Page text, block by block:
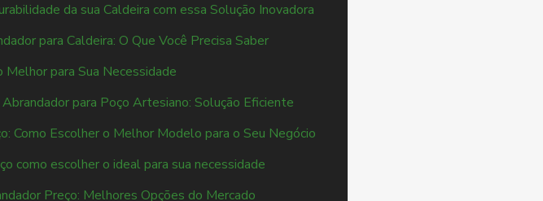
da sua Caldeira com essa Solução Inovadora
para Caldeira: O Que Você Precisa Saber
para Sua Necessidade
Abrandador para Poço Artesiano: Solução Eficiente
Como Escolher o Melhor Modelo para o Seu Negócio
como escolher o ideal para sua necessidade
Preço: Melhores Opções do Mercado